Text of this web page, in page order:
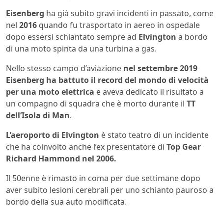
Eisenberg ha già subito gravi incidenti in passato, come
nel 2016 quando fu trasportato in aereo in ospedale
dopo essersi schiantato sempre ad Elvington a bordo
di una moto spinta da una turbina a gas.
Nello stesso campo d’aviazione nel settembre 2019
Eisenberg ha battuto il record del mondo di velocità
per una moto elettrica e aveva dedicato il risultato a
un compagno di squadra che è morto durante il TT
dell’Isola di Man.
L’aeroporto di Elvington è stato teatro di un incidente
che ha coinvolto anche l’ex presentatore di Top Gear
Richard Hammond nel 2006.
Il 50enne è rimasto in coma per due settimane dopo
aver subito lesioni cerebrali per uno schianto pauroso a
bordo della sua auto modificata.